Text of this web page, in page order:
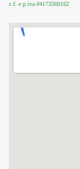
c.f. e p.iva 04173560162